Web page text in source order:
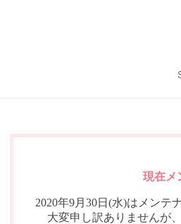
現在メ
2020年9月30日(水)はメンテ
大変申し訳ありませんが